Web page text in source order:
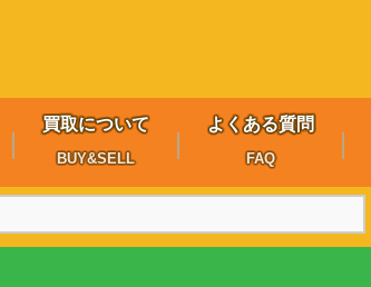
買取について
BUY&SELL
よくある質問
FAQ